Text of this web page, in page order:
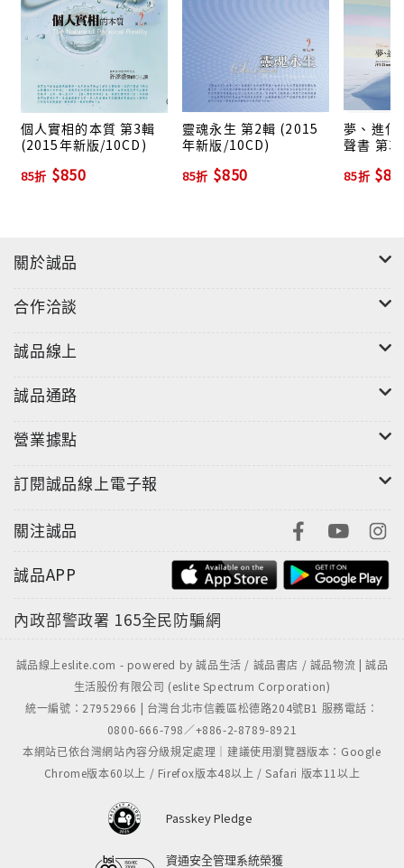
"
個人實相的本質 第3輯
(2015年新版/10CD)
85折 $850
靈魂永生 第2輯 (2015
年新版/10CD)
85折 $850
夢、進化
聲書 第3
85折
關於誠品
合作洽談
誠品線上
誠品通路
營業據點
訂閱誠品線上電子報
關注誠品
誠品APP
內政部警政署 165全民防騙網
誠品線上eslite.com - powered by 誠品生活 / 誠品書店 / 誠品物流 | 誠品
生活股份有限公司 (eslite Spectrum Corporation)
統一編號：27952966 | 台灣台北市信義區松德路204號B1 服務電話：
0800-666-798／+886-2-8789-8921
本網站已依台灣網站內容分級規定處理｜建議使用瀏覽器版本：Google
Chrome版本60以上 / Firefox版本48以上 / Safari 版本11以上
Passkey Pledge
資通安全管理系統榮獲